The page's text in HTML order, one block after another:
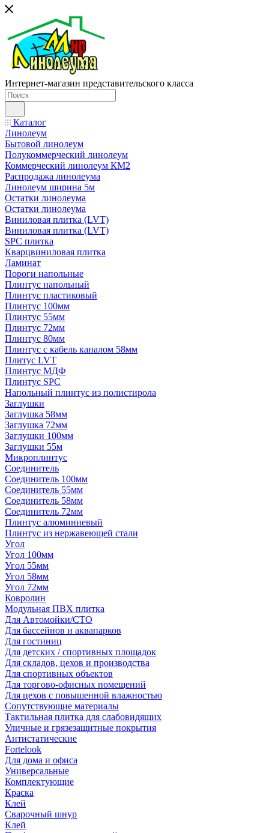
Интернет-магазин представительского класса
Каталог
Линолеум
Бытовой линолеум
Полукоммерческий линолеум
Коммерческий линолеум КМ2
Распродажа линолеума
Линолеум ширина 5м
Остатки линолеума
Остатки линолеума
Виниловая плитка (LVT)
Виниловая плитка (LVT)
SPC плитка
Кварцвиниловая плитка
Ламинат
Пороги напольные
Плинтус напольный
Плинтус пластиковый
Плинтус 100мм
Плинтус 55мм
Плинтус 72мм
Плинтус 80мм
Плинтус с кабель каналом 58мм
Плитус LVT
Плинтус МДФ
Плинтус SPC
Напольный плинтус из полистирола
Заглушки
Заглушка 58мм
Заглушка 72мм
Заглушки 100мм
Заглушки 55м
Микроплинтус
Соединитель
Соединитель 100мм
Соединитель 55мм
Соединитель 58мм
Соединитель 72мм
Плинтус алюминиевый
Плинтус из нержавеющей стали
Угол
Угол 100мм
Угол 55мм
Угол 58мм
Угол 72мм
Ковролин
Модульная ПВХ плитка
Для Автомойки/СТО
Для бассейнов и аквапарков
Для гостиниц
Для детских / спортивных площадок
Для складов, цехов и производства
Для спортивных объектов
Для торгово-офисных помещений
Для цехов с повышенной влажностью
Сопутствующие материалы
Тактильная плитка для слабовидящих
Уличные и грязезащитные покрытия
Антистатические
Fortelook
Для дома и офиса
Универсальные
Комплектующие
Краска
Клей
Сварочный шнур
Клей